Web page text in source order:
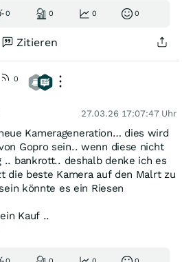
0 0 0 0
Zitieren
0
27.03.26 17:07:47 Uhr
Kamerageneration… dies wird
Gopro sein.. wenn diese nicht
.. bankrott.. deshalb denke ich es
die beste Kamera auf den Malrt zu
könnte es ein Riesen
Kauf ..